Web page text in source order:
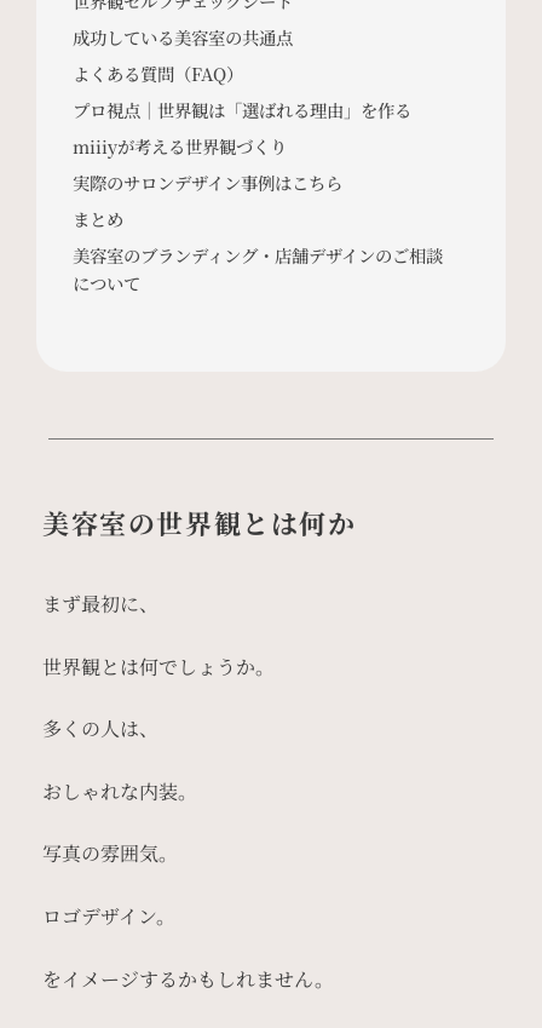
成功している美容室の共通点
よくある質問（FAQ）
プロ視点｜世界観は「選ばれる理由」を作る
miiiyが考える世界観づくり
実際のサロンデザイン事例はこちら
まとめ
美容室のブランディング・店舗デザインのご相談
について
美容室の世界観とは何か
まず最初に、
世界観とは何でしょうか。
多くの人は、
おしゃれな内装。
写真の雰囲気。
ロゴデザイン。
をイメージするかもしれません。